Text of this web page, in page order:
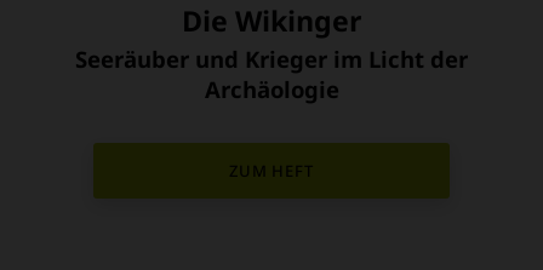
Die Wikinger
:
Seeräuber und Krieger im Licht der
Archäologie
ZUM HEFT